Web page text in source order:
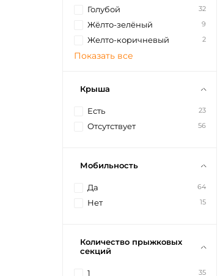
Голубой 32
Жёлто-зелёный 9
Желто-коричневый 2
Показать все
Крыша
Есть 23
Отсутствует 56
Мобильность
Да 64
Нет 15
Количество прыжковых
секций
1 35